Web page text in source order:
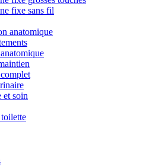
fixe sans fil
anatomique
et soin